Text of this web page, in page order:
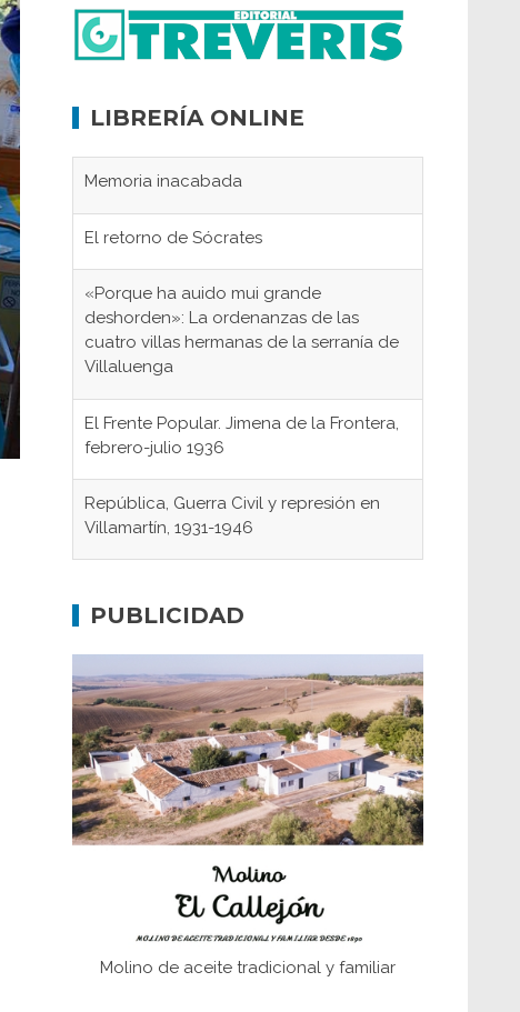
LIBRERÍA ONLINE
deshorden»: La ordenanzas de las
cuatro villas hermanas de la serranía de
Villaluenga
febrero-julio 1936
Villamartín, 1931-1946
Don Perafán de Ribera y sus
fundaciones de Bornos
El Frente Popular. Ubrique, febrero-julio
1936
Juntar las letras. La alfabetización en el
campo: del afán de saber a la
Historia y vivencias del poblado de Los
Hurones
PUBLICIDAD
Molino de aceite tradicional y familiar